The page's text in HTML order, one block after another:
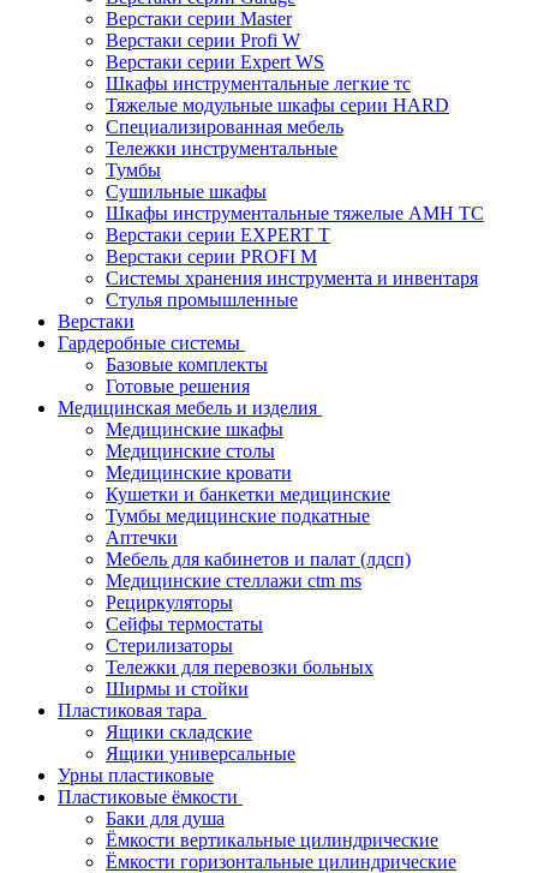
Верстаки серии Master
Верстаки серии Profi W
Верстаки серии Expert WS
Шкафы инструментальные легкие тс
Тяжелые модульные шкафы серии HARD
Cпециализированная мебель
Тележки инструментальные
Тумбы
Cушильные шкафы
Шкафы инструментальные тяжелые AMH TC
Верстаки серии EXPERT T
Верстаки серии PROFI M
Системы хранения инструмента и инвентаря
Стулья промышленные
Верстаки
Гардеробные системы
Базовые комплекты
Готовые решения
Медицинская мебель и изделия
Медицинские шкафы
Медицинские столы
Медицинские кровати
Кушетки и банкетки медицинские
Тумбы медицинские подкатные
Аптечки
Мебель для кабинетов и палат (лдсп)
Медицинские стеллажи ctm ms
Рециркуляторы
Сейфы термостаты
Стерилизаторы
Тележки для перевозки больных
Ширмы и стойки
Пластиковая тара
Ящики складские
Ящики универсальные
Урны пластиковые
Пластиковые ёмкости
Баки для душа
Ёмкости вертикальные цилиндрические
Ёмкости горизонтальные цилиндрические